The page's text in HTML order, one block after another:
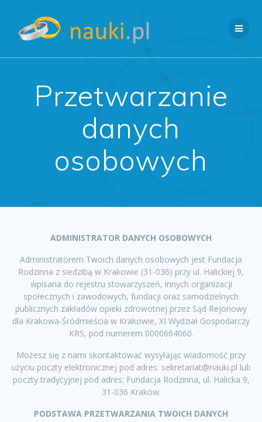
treści
Przetwarzanie
danych
osobowych
ADMINISTRATOR DANYCH OSOBOWYCH
Administratorem Twoich danych osobowych jest Fundacja
Rodzinna z siedzibą w Krakowie (31-036) przy ul. Halickiej 9,
wpisana do rejestru stowarzyszeń, innych organizacji
społecznych i zawodowych, fundacji oraz samodzielnych
publicznych zakładów opieki zdrowotnej przez Sąd Rejonowy
dla Krakowa-Śródmieścia w Krakowie, XI Wydział Gospodarczy
KRS, pod numerem 0000664060.
Możesz się z nami skontaktować wysyłając wiadomość przy
użyciu poczty elektronicznej pod adres: sekretariat@nauki.pl lub
poczty tradycyjnej pod adres: Fundacja Rodzinna, ul. Halicka 9,
31-036 Kraków.
PODSTAWA PRZETWARZANIA TWOICH DANYCH